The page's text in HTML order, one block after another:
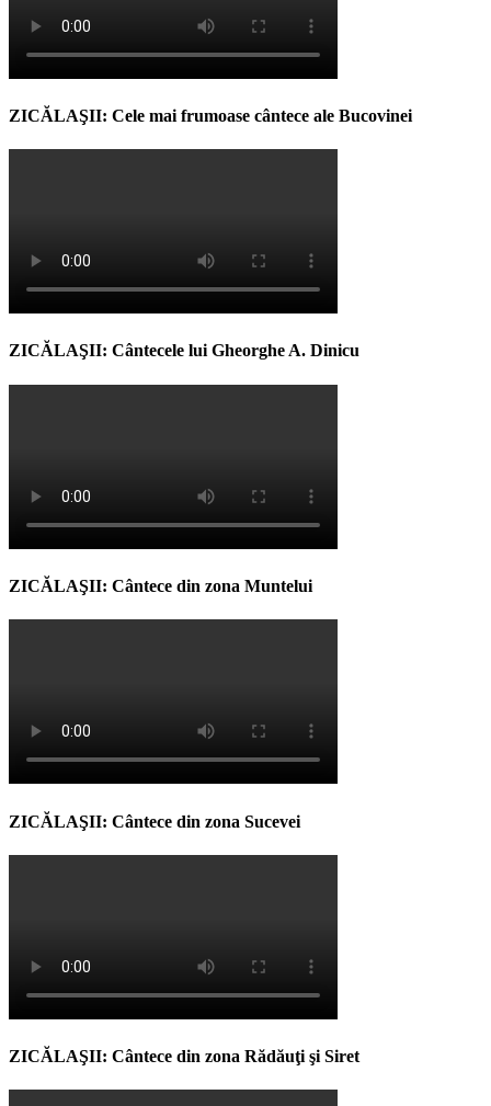
ZICĂLAŞII: Cele mai frumoase cântece ale Bucovinei
ZICĂLAŞII: Cântecele lui Gheorghe A. Dinicu
ZICĂLAŞII: Cântece din zona Muntelui
ZICĂLAŞII: Cântece din zona Sucevei
ZICĂLAŞII: Cântece din zona Rădăuţi şi Siret